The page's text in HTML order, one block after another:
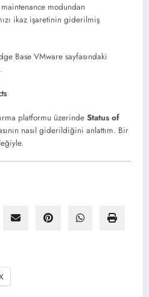
maintenance modundan
ikaz işaretinin giderilmiş
Base VMware sayfasındaki
platformu üzerinde Status of
nasıl giderildiğini anlattım. Bir